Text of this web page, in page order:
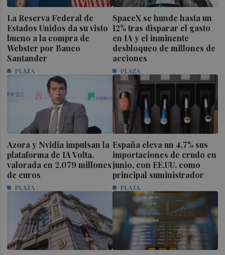
La Reserva Federal de
Estados Unidos da su visto
bueno a la compra de
Webster por Banco
Santander
PLAZA
SpaceX se hunde hasta un
12% tras disparar el gasto
en IA y el inminente
desbloqueo de millones de
acciones
PLAZA
Azora y Nvidia impulsan la
plataforma de IA Volta,
valorada en 2.079 millones
de euros
PLAZA
España eleva un 4,7% sus
importaciones de crudo en
junio, con EE.UU. como
principal suministrador
PLAZA